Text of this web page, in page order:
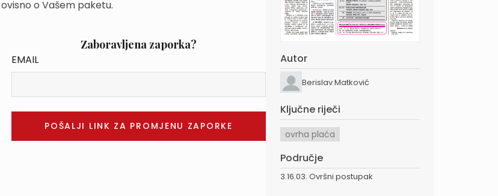
o Vašem paketu.
Zaboravljena zaporka?
EMAIL Autor
Berislav Matković
Ključne riječi
ovrha plaća
Područje
3.16.03. Ovršni postupak